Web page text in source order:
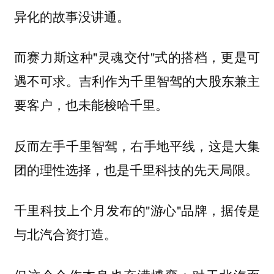
异化的故事没讲通。
而赛力斯这种"灵魂交付"式的搭档，更是可
遇不可求。吉利作为千里智驾的大股东兼主
要客户，也未能梭哈千里。
反而左手千里智驾，右手地平线，这是大集
团的理性选择，也是千里科技的先天局限。
千里科技上个月发布的"游心"品牌，据传是
与北汽合资打造。